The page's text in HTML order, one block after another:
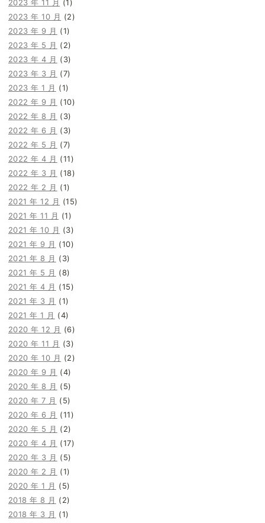
2023 年 11 月
(1)
2023 年 10 月 (2)
2023 年 9 月 (1)
2023 年 5 月 (2)
2023 年 4 月 (3)
2023 年 3 月 (7)
2023 年 1 月 (1)
2022 年 9 月 (10)
2022 年 8 月 (3)
2022 年 6 月 (3)
2022 年 5 月 (7)
2022 年 4 月 (11)
2022 年 3 月 (18)
2022 年 2 月 (1)
2021 年 12 月 (15)
2021 年 11 月 (1)
2021 年 10 月 (3)
2021 年 9 月 (10)
2021 年 8 月 (3)
2021 年 5 月 (8)
2021 年 4 月 (15)
2021 年 3 月 (1)
2021 年 1 月 (4)
2020 年 12 月 (6)
2020 年 11 月 (3)
2020 年 10 月 (2)
2020 年 9 月 (4)
2020 年 8 月 (5)
2020 年 7 月 (5)
2020 年 6 月 (11)
2020 年 5 月 (2)
2020 年 4 月 (17)
2020 年 3 月 (5)
2020 年 2 月 (1)
2020 年 1 月 (5)
2018 年 8 月 (2)
2018 年 3 月 (1)